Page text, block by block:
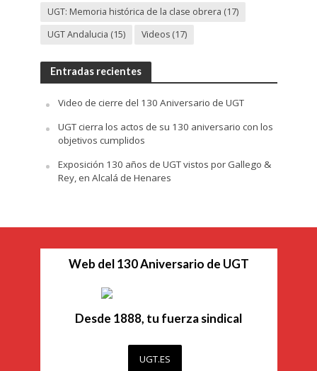
UGT: Memoria histórica de la clase obrera (17)
UGT Andalucia (15) Videos(17)
Entradas recientes
Video de cierre del 130 Aniversario de UGT
UGT cierra los actos de su 130 aniversario con los
objetivos cumplidos
Exposición 130 años de UGT vistos por Gallego &
Rey, en Alcalá de Henares
Web del 130 Aniversario de UGT
Desde 1888, tu fuerza sindical
UGT.ES